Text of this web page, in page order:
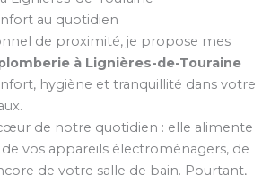
au quotidien
de proximité, je propose mes
à Lignières-de-Touraine
hygiène et tranquillité dans votre
de notre quotidien : elle alimente
de vos appareils électroménagers, de
de votre salle de bain. Pourtant,